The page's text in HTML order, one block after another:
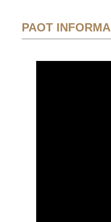
PAOT INFORMA